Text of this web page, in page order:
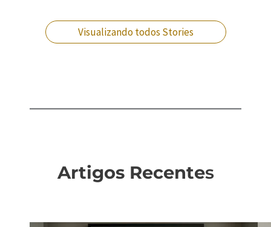
Visualizando todos Stories
Artigos Recentes